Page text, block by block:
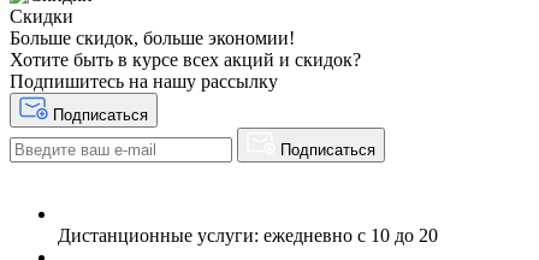
Скидки
Больше скидок, больше экономии!
Хотите быть в курсе всех акций и скидок?
Подпишитесь на нашу рассылку
Подписаться
Подписаться
Дистанционные услуги: ежедневно с 10 до 20